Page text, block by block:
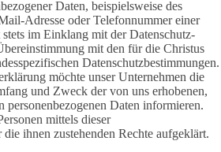
Daten, beispielsweise des
Adresse oder Telefonnummer einer
im Einklang mit der Datenschutz-
mit den für die Christus
Datenschutzbestimmungen.
möchte unser Unternehmen die
und Zweck der von uns erhobenen,
personenbezogenen Daten informieren.
mittels dieser
ihnen zustehenden Rechte aufgeklärt.